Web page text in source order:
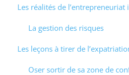
Les réalités de
La gestion des risques
Les leçons à tirer de
Oser sortir de sa zone de